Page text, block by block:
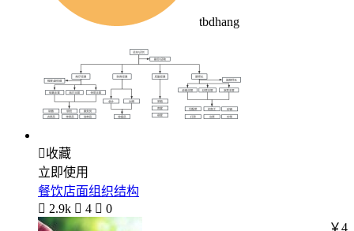
tbdhang
收藏
立即使用
餐饮店面组织结构
 2.9k  4  0
￥4